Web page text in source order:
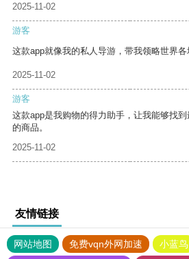
2025-11-02
游客
这款app就像我的私人导游，带我领略世界各
2025-11-02
游客
这款app是我购物的得力助手，让我能够找
的商品。
2025-11-02
友情链接
网站地图 免费vqn外网加速 小蓝鸟